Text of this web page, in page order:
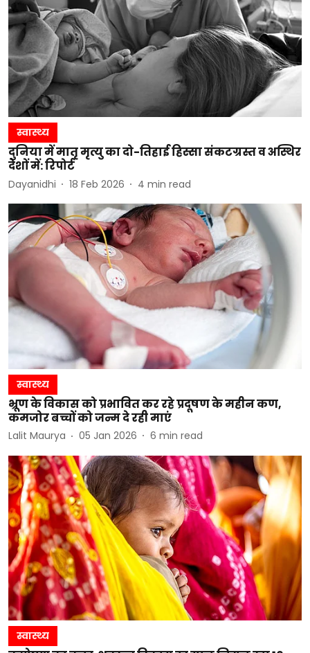
स्वास्थ्य
दुनिया में मातृ मृत्यु का दो-तिहाई हिस्सा संकटग्रस्त व अस्थिर
देशों में: रिपोर्ट
Dayanidhi 18 Feb 2026 4 min read
स्वास्थ्य
भ्रूण के विकास को प्रभावित कर रहे प्रदूषण के महीन कण,
कमजोर बच्चों को जन्म दे रही माएं
Lalit Maurya 05 Jan 2026 6 min read
स्वास्थ्य